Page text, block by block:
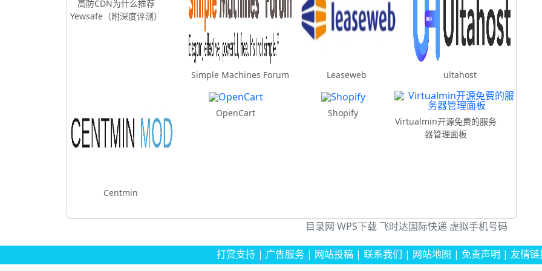
高防CDN为什么推荐
Yewsafe（附深度评测）
Simple Machines Forum Leaseweb ultahost
Centmin
OpenCart Shopify
Virtualmin开源免费的服务
器管理面板
目录网 WPS下载 飞时达国际快递 虚拟手机号码
打赏支持 | 广告服务 | 网站投稿 | 联系我们 | 网站地图 | 免责声明 | 友情